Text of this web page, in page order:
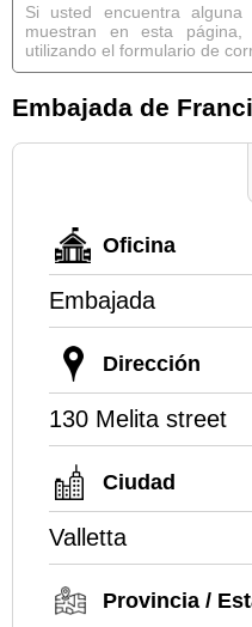
Si usted encuentra
muestran en esta
utilizando el formulario de
Embajada de
Oficina
Embajada
Dirección
130 Melita street
Ciudad
Valletta
Provincia /